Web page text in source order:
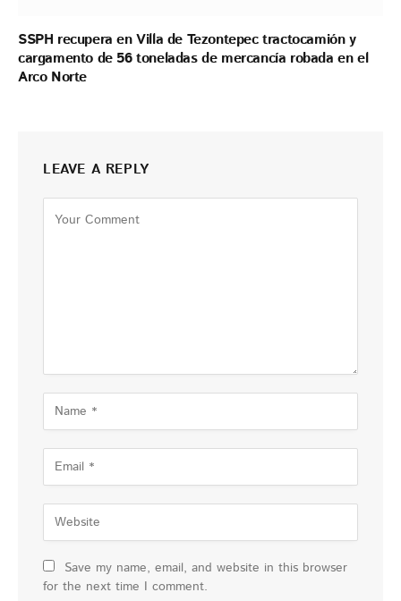
SSPH recupera en Villa de Tezontepec tractocamión y
cargamento de 56 toneladas de mercancía robada en el
Arco Norte
LEAVE A REPLY
Save my name, email, and website in this browser
for the next time I comment.